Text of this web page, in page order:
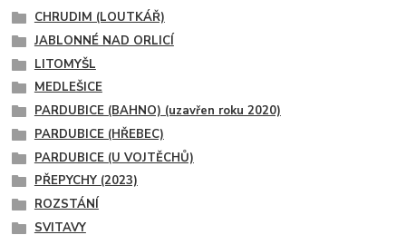
CHRUDIM (LOUTKÁŘ)
JABLONNÉ NAD ORLICÍ
LITOMYŠL
MEDLEŠICE
PARDUBICE (BAHNO) (uzavřen roku 2020)
PARDUBICE (HŘEBEC)
PARDUBICE (U VOJTĚCHŮ)
PŘEPYCHY (2023)
ROZSTÁNÍ
SVITAVY